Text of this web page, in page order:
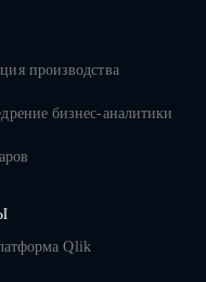
производства
бизнес-аналитики
Qlik